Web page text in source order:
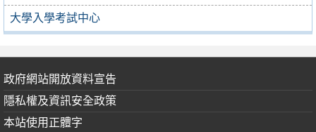
大學入學考試中心
政府網站開放資料宣告
隱私權及資訊安全政策
本站使用正體字